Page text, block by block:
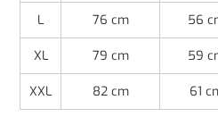
L 76 cm 56
XL 79 cm 59
XXL 82 cm 61